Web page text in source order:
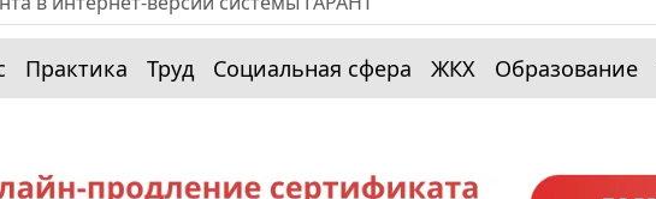
Практика Труд Социальная сфера ЖКХ Образование